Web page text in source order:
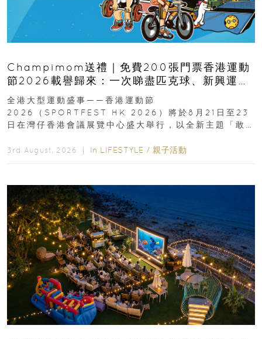
Champimom送禮｜免費200張門票香港運動
節2026載譽歸來：一次睇盡匹克球、新興運
動、街舞比賽＋逾百運動品牌展覽
全港大型運動盛事——香港運動節
2026（SPORTFEST HK 2026）將於8月21日至23
日在灣仔香港會議展覽中心盛大舉行，以全新主題「敢
3rd August, 2026 ｜ In LIFESTYLE / 親子活動